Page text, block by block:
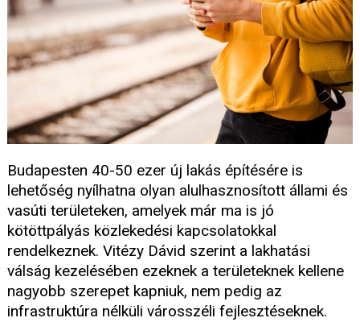
Budapesten 40-50 ezer új lakás építésére is
lehetőség nyílhatna olyan alulhasznosított állami és
vasúti területeken, amelyek már ma is jó
kötöttpályás közlekedési kapcsolatokkal
rendelkeznek. Vitézy Dávid szerint a lakhatási
válság kezelésében ezeknek a területeknek kellene
nagyobb szerepet kapniuk, nem pedig az
infrastruktúra nélküli városszéli fejlesztéseknek.